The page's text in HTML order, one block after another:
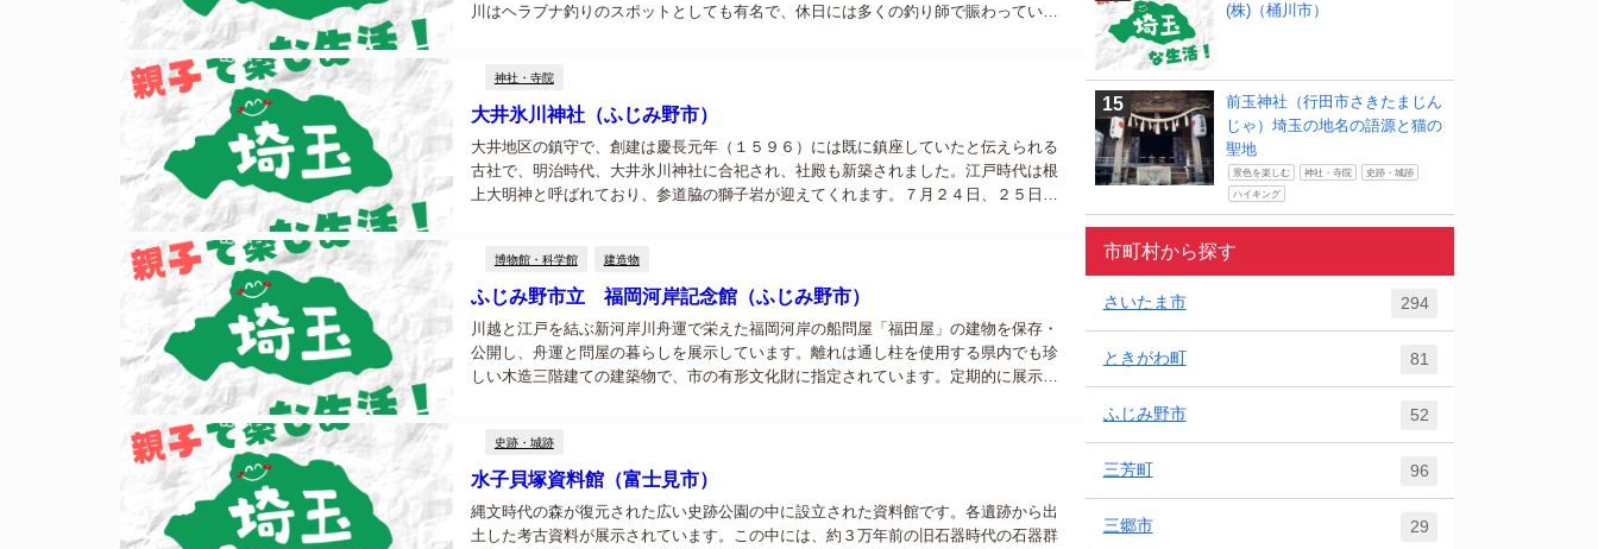
川はヘラブナ釣りのスポットとしても有名で、休日には多くの釣り師で賑わっていま
神社・寺院
大井氷川神社（ふじみ野市）
大井地区の鎮守で、創建は慶長元年（１５９６）には既に鎮座していたと伝えられる
古社で、明治時代、大井氷川神社に合祀され、社殿も新築されました。江戸時代は根
上大明神と呼ばれており、参道脇の獅子岩が迎えてくれます。７月２４日、２５日に
博物館・科学館 建造物
ふじみ野市立 福岡河岸記念館（ふじみ野市）
川越と江戸を結ぶ新河岸川舟運で栄えた福岡河岸の船問屋「福田屋」の建物を保存・
公開し、舟運と問屋の暮らしを展示しています。離れは通し柱を使用する県内でも珍
しい木造三階建ての建築物で、市の有形文化財に指定されています。定期的に展示会
史跡・城跡
水子貝塚資料館（富士見市）
縄文時代の森が復元された広い史跡公園の中に設立された資料館です。各遺跡から出
土した考古資料が展示されています。この中には、約３万年前の旧石器時代の石器群
(株)（桶川市）
前玉神社（行田市さきたまじん
じゃ）埼玉の地名の語源と猫の
聖地
景色を楽しむ 神社・寺院 史跡・城跡
ハイキング
市町村から探す
さいたま市 294
ときがわ町 81
ふじみ野市 52
三芳町 96
三郷市 29